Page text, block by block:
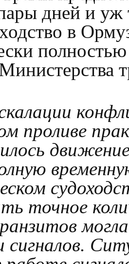
дней и уж
в
проливе
точное
сигналов.